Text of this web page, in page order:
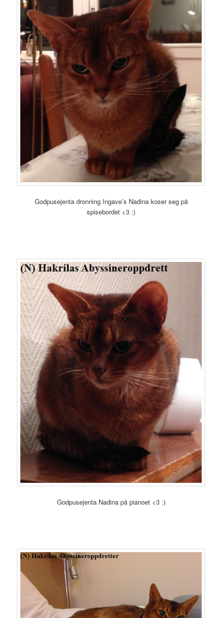
Godpusejenta dronning Ingave’s Nadina koser seg på
spisebordet <3 :)
Godpusejenta Nadina på pianoet <3 :)